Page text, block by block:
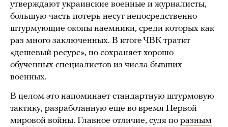
утверждают украинские военные и журналисты,
большую часть потерь несут непосредственно
штурмующие окопы наемники, среди которых как
раз много заключенных. В итоге ЧВК тратит
«дешевый ресурс», но сохраняет хорошо
обученных специалистов из числа бывших
военных.
В целом это напоминает стандартную штурмовую
тактику, разработанную еще во время Первой
мировой войны. Главное отличие, судя по разным